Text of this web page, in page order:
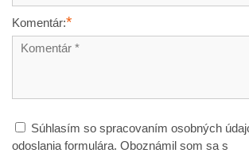
Komentár:*
Súhlasím so spracovaním osobných
odoslania formulára. Oboznámil som sa s